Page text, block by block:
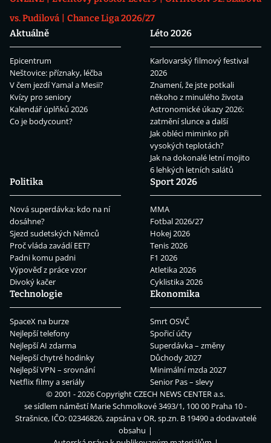
vs. Pudilová
Chance Liga 2026/27
Aktuálně
Epicentrum
Neštovice: příznaky, léčba
V čem jezdí Yamal a Mesii?
Kvízy pro seniory
Kalendář úplňků 2026
Co je bodycount?
Léto 2026
Karlovarský filmový festival
2026
Znamení, že jste potkali
někoho z minulého života
Astronomické úkazy 2026:
zatmění slunce a další
Jak obléci miminko při
vysokých teplotách?
Jak na dokonalé letní mojito
6 lehkých letních salátů
Politika
Nová superdávka: kdo na ní
dosáhne?
Sjezd sudetských Němců
Proč vláda zavádí EET?
Padni komu padni
Výpověď z práce vzor
Divoký kačer
Sport 2026
MMA
Fotbal 2026/27
Hokej 2026
Tenis 2026
F1 2026
Atletika 2026
Cyklistika 2026
Technologie
SpaceX na burze
Nejlepší telefony
Nejlepší AI zdarma
Nejlepší chytré hodinky
Nejlepší VPN – srovnání
Netflix filmy a seriály
Ekonomika
Smrt OSVČ
Spořicí účty
Superdávka – změny
Důchody 2027
Minimální mzda 2027
Senior Pas – slevy
© 2001 - 2026 CopyrightCZECH NEWS CENTER a.s.
se sídlem náměstí Marie Schmolkové 3493/1, 100 00 Praha 10 -
Strašnice, IČO: 02346826, zapsána v OR, sp.zn. B 19490 a dodavatelé
obsahu